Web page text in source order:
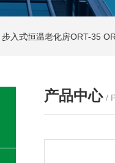
步入式恒温老化房ORT-35
产品中心 /